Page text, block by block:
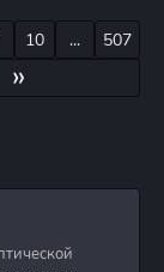
10 ... 507
»